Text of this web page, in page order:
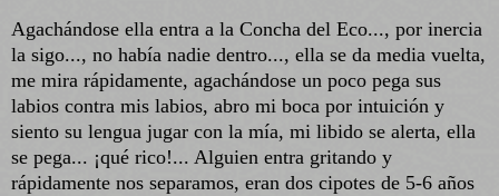
Agachándose ella entra a la Concha del Eco..., por inercia
la sigo..., no había nadie dentro..., ella se da media vuelta,
me mira rápidamente, agachándose un poco pega sus
labios contra mis labios, abro mi boca por intuición y
siento su lengua jugar con la mía, mi libido se alerta, ella
se pega... ¡qué rico!... Alguien entra gritando y
rápidamente nos separamos, eran dos cipotes de 5-6 años